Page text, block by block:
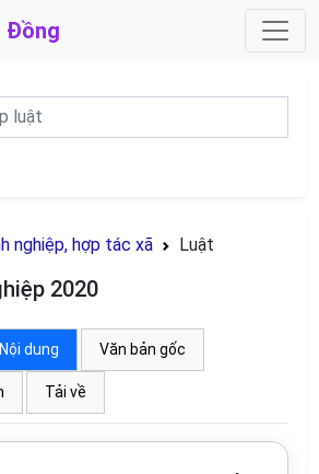
Đồng
nghiệp, hợp tác xã Luật
2020
Nội dung Văn bản gốc
Tải về